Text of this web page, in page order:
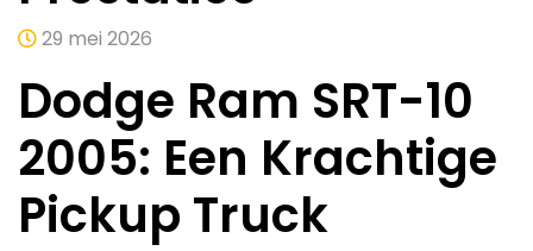
29 mei 2026
Dodge Ram SRT-10
2005: Een Krachtige
Pickup Truck